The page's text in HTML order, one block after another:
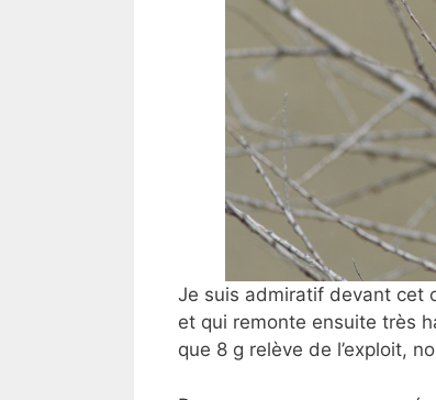
Je suis admiratif devant cet
et qui remonte ensuite très
que 8 g relève de l’exploit,